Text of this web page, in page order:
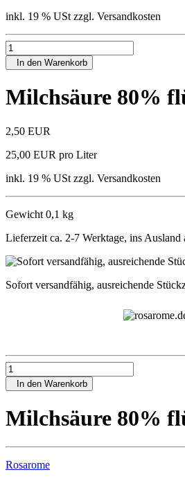
inkl. 19 % USt zzgl. Versandkosten
In den Warenkorb
Milchsäure 80%
2,50 EUR
25,00 EUR pro Liter
inkl. 19 % USt zzgl. Versandkosten
Gewicht 0,1 kg
Lieferzeit ca. 2-7 Werktage, ins Ausland
Sofort versandfähig, ausreichende
In den Warenkorb
Milchsäure 80%
Rosarome